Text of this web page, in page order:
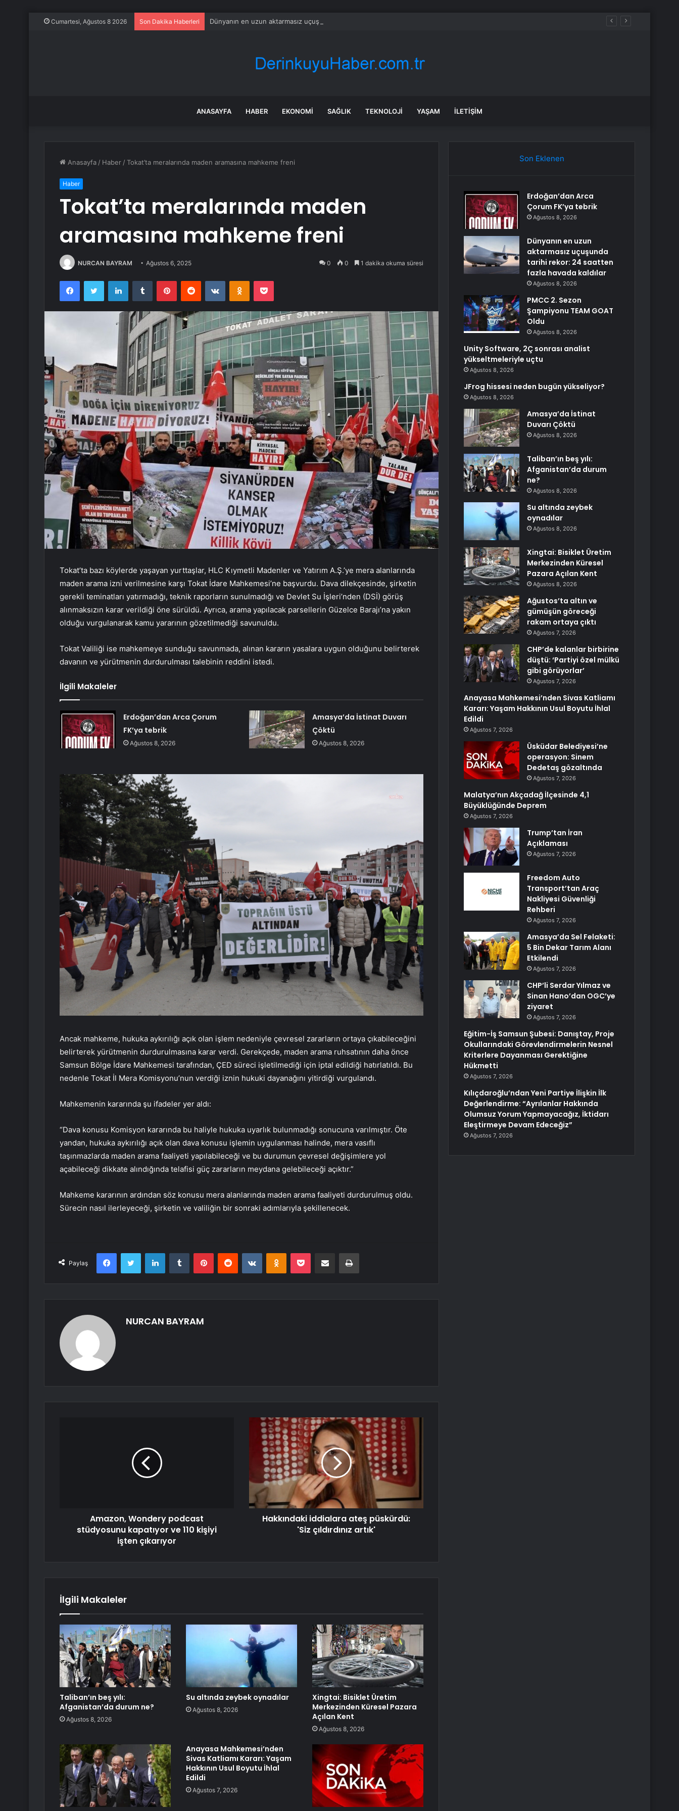
Cumartesi, Ağustos 8 2026 Son Dakika Haberleri Dünyanın en uzun aktarmasız uçuşunda tarihi rekor: 24 saatten fazla havada kaldılar
ANASAYFA HABER EKONOMI SAĞLIK TEKNOLOJI YAŞAM İLETIŞIM
Anasayfa / Haber /Tokat’ta meralarında maden aramasına mahkeme freni
Haber
Tokat’ta meralarında maden
aramasına mahkeme freni
NURCAN BAYRAM Ağustos 6, 2025 0 0 1 dakika okuma süresi
FacebookTwitter LinkedInTumblr PinterestReddit VKontakteOdnoklassniki
Pocket
Tokat’ta bazı köylerde yaşayan yurttaşlar, HLC Kıymetli Madenler ve Yatırım A.Ş.’ye mera alanlarında
maden arama izni verilmesine karşı Tokat İdare Mahkemesi’ne başvurdu. Dava dilekçesinde, şirketin
gerekli teminatları yatırmadığı, teknik raporların sunulmadığı ve Devlet Su İşleri’nden (DSİ) görüş
alınmaksızın karar verildiği öne sürüldü. Ayrıca, arama yapılacak parsellerin Güzelce Barajı’na yakın
olduğu vurgulanarak kamu yararının gözetilmediği savunuldu.
Tokat Valiliği ise mahkemeye sunduğu savunmada, alınan kararın yasalara uygun olduğunu belirterek
davanın ve yürütmenin durdurulması talebinin reddini istedi.
İlgili Makaleler
Erdoğan’dan Arca Çorum
FK’ya tebrik
Ağustos 8, 2026
Amasya’da İstinat Duvarı
Çöktü
Ağustos 8, 2026
Ancak mahkeme, hukuka aykırılığı açık olan işlem nedeniyle çevresel zararların ortaya çıkabileceğini
belirterek yürütmenin durdurulmasına karar verdi. Gerekçede, maden arama ruhsatının daha önce
Samsun Bölge İdare Mahkemesi tarafından, ÇED süreci işletilmediği için iptal edildiği hatırlatıldı. Bu
nedenle Tokat İl Mera Komisyonu’nun verdiği iznin hukuki dayanağını yitirdiği vurgulandı.
Mahkemenin kararında şu ifadeler yer aldı:
“Dava konusu Komisyon kararında bu haliyle hukuka uyarlık bulunmadığı sonucuna varılmıştır. Öte
yandan, hukuka aykırılığı açık olan dava konusu işlemin uygulanması halinde, mera vasıflı
taşınmazlarda maden arama faaliyeti yapılabileceği ve bu durumun çevresel değişimlere yol
açabileceği dikkate alındığında telafisi güç zararların meydana gelebileceği açıktır.”
Mahkeme kararının ardından söz konusu mera alanlarında maden arama faaliyeti durdurulmuş oldu.
Sürecin nasıl ilerleyeceği, şirketin ve valiliğin bir sonraki adımlarıyla şekillenecek.
Paylaş
FacebookTwitter LinkedInTumblr PinterestReddit VKontakteOdnoklassniki
Pocket E-Posta ile paylaş Yazdır
NURCAN BAYRAM
Amazon, Wondery podcast
stüdyosunu kapatıyor ve 110 kişiyi
işten çıkarıyor
Hakkındaki iddialara ateş püskürdü:
'Siz çıldırdınız artık'
İlgili Makaleler
Taliban’ın beş yılı:
Afganistan’da durum ne?
Ağustos 8, 2026
Su altında zeybek oynadılar
Ağustos 8, 2026
Xingtai: Bisiklet Üretim
Merkezinden Küresel Pazara
Açılan Kent
Ağustos 8, 2026
Anayasa Mahkemesi’nden
Sivas Katliamı Kararı: Yaşam
Hakkının Usul Boyutu İhlal
Edildi
Ağustos 7, 2026
Son Eklenen
Erdoğan’dan Arca
Çorum FK’ya tebrik
Ağustos 8, 2026
Dünyanın en uzun
aktarmasız uçuşunda
tarihi rekor: 24 saatten
fazla havada kaldılar
Ağustos 8, 2026
PMCC 2. Sezon
Şampiyonu TEAM GOAT
Oldu
Ağustos 8, 2026
Unity Software, 2Ç sonrası analist
yükseltmeleriyle uçtu
Ağustos 8, 2026
JFrog hissesi neden bugün yükseliyor?
Ağustos 8, 2026
Amasya’da İstinat
Duvarı Çöktü
Ağustos 8, 2026
Taliban’ın beş yılı:
Afganistan’da durum
ne?
Ağustos 8, 2026
Su altında zeybek
oynadılar
Ağustos 8, 2026
Xingtai: Bisiklet Üretim
Merkezinden Küresel
Pazara Açılan Kent
Ağustos 8, 2026
Ağustos’ta altın ve
gümüşün göreceği
rakam ortaya çıktı
Ağustos 7, 2026
CHP’de kalanlar birbirine
düştü: ‘Partiyi özel mülkü
gibi görüyorlar’
Ağustos 7, 2026
Anayasa Mahkemesi’nden Sivas Katliamı
Kararı: Yaşam Hakkının Usul Boyutu İhlal
Edildi
Ağustos 7, 2026
Üsküdar Belediyesi’ne
operasyon: Sinem
Dedetaş gözaltında
Ağustos 7, 2026
Malatya’nın Akçadağ İlçesinde 4,1
Büyüklüğünde Deprem
Ağustos 7, 2026
Trump’tan İran
Açıklaması
Ağustos 7, 2026
Freedom Auto
Transport’tan Araç
Nakliyesi Güvenliği
Rehberi
Ağustos 7, 2026
Amasya’da Sel Felaketi:
5 Bin Dekar Tarım Alanı
Etkilendi
Ağustos 7, 2026
CHP’li Serdar Yılmaz ve
Sinan Hano’dan OGC’ye
ziyaret
Ağustos 7, 2026
Eğitim-İş Samsun Şubesi: Danıştay, Proje
Okullarındaki Görevlendirmelerin Nesnel
Kriterlere Dayanması Gerektiğine
Hükmetti
Ağustos 7, 2026
Kılıçdaroğlu’ndan Yeni Partiye İlişkin İlk
Değerlendirme: “Ayrılanlar Hakkında
Olumsuz Yorum Yapmayacağız, İktidarı
Eleştirmeye Devam Edeceğiz”
Ağustos 7, 2026